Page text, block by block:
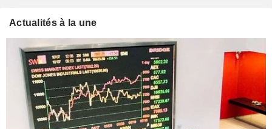
Actualités à la une